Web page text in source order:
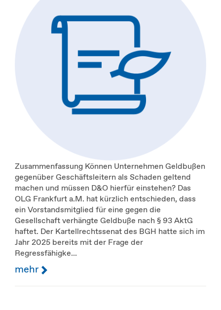
Zusammenfassung Können Unternehmen Geldbußen
gegenüber Geschäftsleitern als Schaden geltend
machen und müssen D&O hierfür einstehen? Das
OLG Frankfurt a.M. hat kürzlich entschieden, dass
ein Vorstandsmitglied für eine gegen die
Gesellschaft verhängte Geldbuße nach § 93 AktG
haftet. Der Kartellrechtssenat des BGH hatte sich im
Jahr 2025 bereits mit der Frage der
Regressfähigke...
mehr